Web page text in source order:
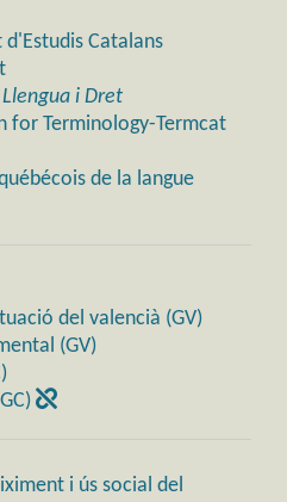
Catalans
i Dret
for Terminology-Termcat
de la langue
del valencià (GV)
(GV)
i ús social del